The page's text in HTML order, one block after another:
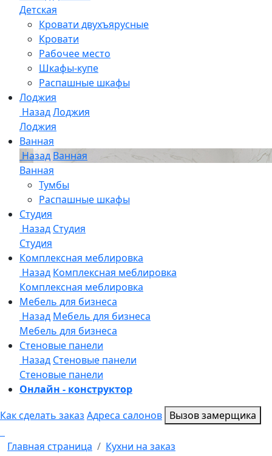
Онлайн - конструктор
Как сделать заказ Адреса салонов Вызов замерщика
Главная страница
Кухни на заказ